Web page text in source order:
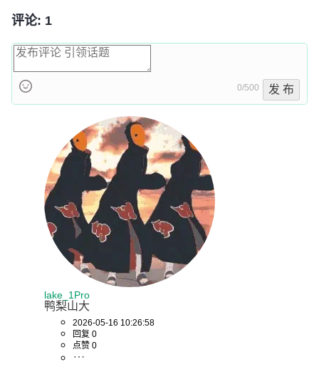
评论: 1
0/500 发 布
lake_1Pro
鸭梨山大
2026-05-16 10:26:58
回复 0
点赞 0